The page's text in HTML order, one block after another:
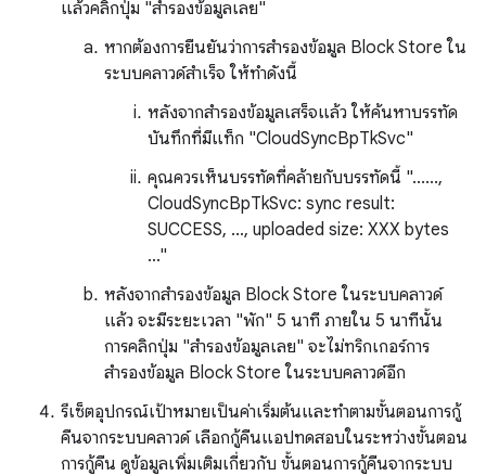
แล้วคลิกปุ่ม "สำรองข้อมูลเลย"
หากต้องการยืนยันว่าการสำรองข้อมูล Block Store ใน
ระบบคลาวด์สำเร็จ ให้ทำดังนี้
หลังจากสำรองข้อมูลเสร็จแล้ว ให้ค้นหาบรรทัด
บันทึกที่มีแท็ก "CloudSyncBpTkSvc"
คุณควรเห็นบรรทัดที่คล้ายกับบรรทัดนี้ "......,
CloudSyncBpTkSvc: sync result:
SUCCESS, ..., uploaded size: XXX bytes
..."
หลังจากสำรองข้อมูล Block Store ในระบบคลาวด์
แล้ว จะมีระยะเวลา "พัก" 5 นาที ภายใน 5 นาทีนั้น
การคลิกปุ่ม "สำรองข้อมูลเลย" จะไม่ทริกเกอร์การ
สำรองข้อมูล Block Store ในระบบคลาวด์อีก
รีเซ็ตอุปกรณ์เป้าหมายเป็นค่าเริ่มต้นและทำตามขั้นตอนการกู้
คืนจากระบบคลาวด์ เลือกกู้คืนแอปทดสอบในระหว่างขั้นตอน
การกู้คืน ดูข้อมูลเพิ่มเติมเกี่ยวกับ ขั้นตอนการกู้คืนจากระบบ